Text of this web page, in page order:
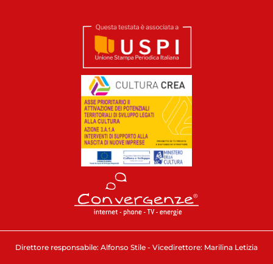
Direttore responsabile: Alfonso Stile - Vicedirettore: Marilina Letizia